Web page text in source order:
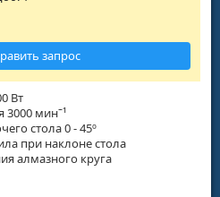
Вт
минˉ¹
стола 0 - 45º
при наклоне стола
алмазного круга
запрос